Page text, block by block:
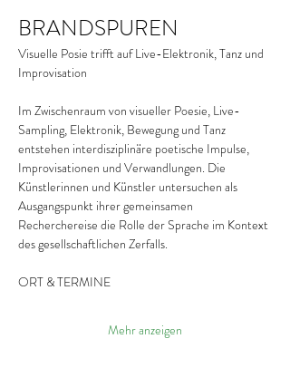
BRANDSPUREN
Visuelle Posie trifft auf Live-Elektronik, Tanz und
Improvisation
Im Zwischenraum von visueller Poesie, Live-
Sampling, Elektronik, Bewegung und Tanz
entstehen interdisziplinäre poetische Impulse,
Improvisationen und Verwandlungen. Die
Künstlerinnen und Künstler untersuchen als
Ausgangspunkt ihrer gemeinsamen
Recherchereise die Rolle der Sprache im Kontext
des gesellschaftlichen Zerfalls.
ORT & TERMINE
Mehr anzeigen